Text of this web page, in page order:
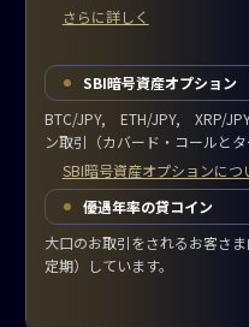
さらに詳しく
SBI暗号資産オプション
BTC/JPY, ETH/JPY, XRP/
ン取引（カバード・コールと
SBI暗号資産オプションにつ
優遇年率の貸コイン
大口のお取引をされるお客さ
定期）しています。